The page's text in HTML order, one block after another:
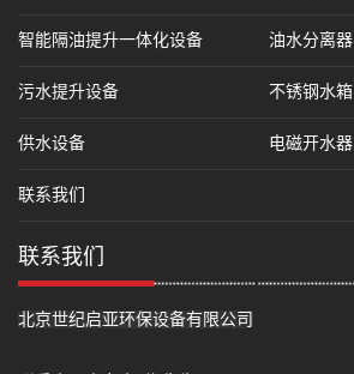
智能隔油提升一体化设备 油水分离器
污水提升设备 不锈钢水箱
供水设备 电磁开水器
联系我们
联系我们
北京世纪启亚环保设备有限公司